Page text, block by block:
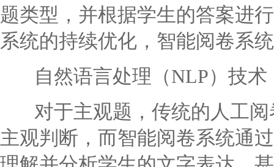
题类型，并根据学生的答案进
系统的持续优化，智能阅卷系
自然语言处理（NLP）技术
对于主观题，传统的人工阅
主观判断，而智能阅卷系统通